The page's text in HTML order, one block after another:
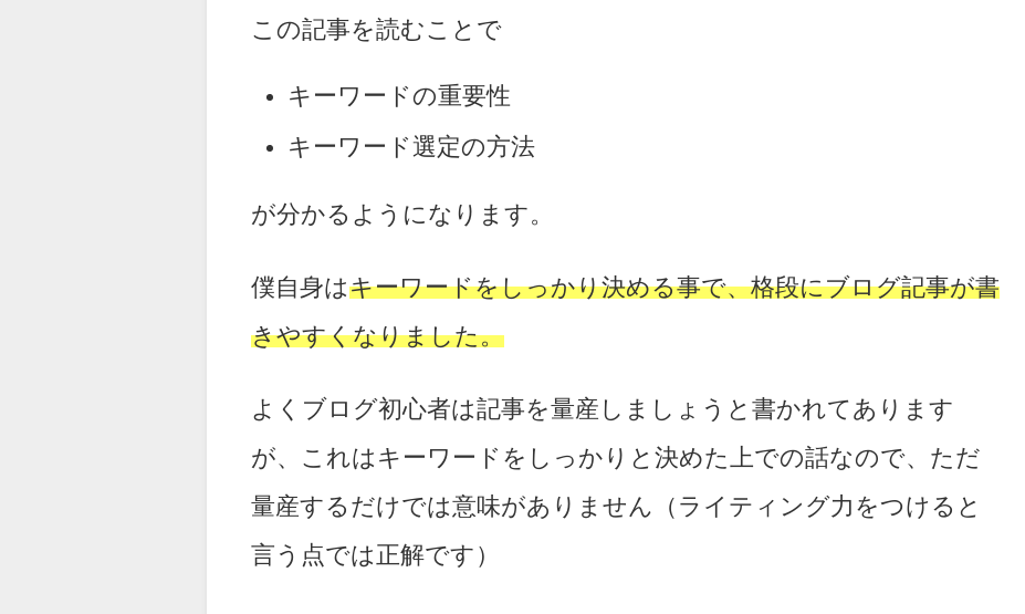
この記事を読むことで
キーワードの重要性
キーワード選定の方法
が分かるようになります。
僕自身はキーワードをしっかり決める事で、格段にブログ記事が書
きやすくなりました。
よくブログ初心者は記事を量産しましょうと書かれてあります
が、これはキーワードをしっかりと決めた上での話なので、ただ
量産するだけでは意味がありません（ライティング力をつけると
言う点では正解です）